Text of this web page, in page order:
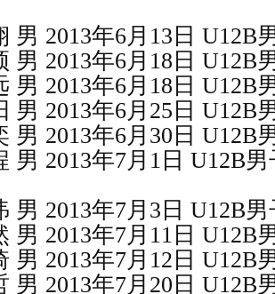
男 2013年6月13日 U12B
男 2013年6月18日 U12B
男 2013年6月18日 U12B
男 2013年6月25日 U12B
男 2013年6月30日 U12B
男 2013年7月1日 U12B
男 2013年7月3日 U12B
男 2013年7月11日 U12B
男 2013年7月12日 U12B
男 2013年7月20日 U12B